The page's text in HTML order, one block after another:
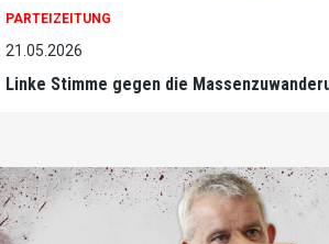
PARTEIZEITUNG
21.05.2026
Linke Stimme gegen die